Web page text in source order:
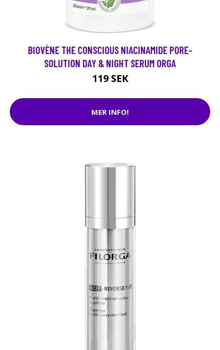
BIOVÈNE THE CONSCIOUS NIACINAMIDE PORE-
SOLUTION DAY & NIGHT SERUM ORGA
119 SEK
MER INFO!